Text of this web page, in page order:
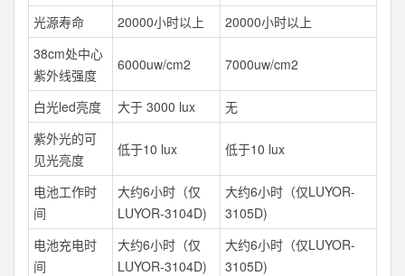
光源寿命 20000小时以上
20000小时以上
38cm处中心
紫外线强度
6000uw/cm2 7000uw/cm2
白光led亮度 大于 3000 lux
无
紫外光的可
见光亮度
低于10 lux 低于10 lux
电池工作时
间
大约6小时（仅
LUYOR-3104D)
大约6小时（仅LUYOR-
3105D)
电池充电时
间
大约6小时（仅
LUYOR-3104D)
大约6小时（仅LUYOR-
3105D)